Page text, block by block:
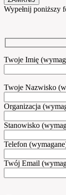
Wypełnij poniższy
Twoje Imię
Twoje Nazwisko
Organizacja
Stanowisko
Telefon
Twój Email